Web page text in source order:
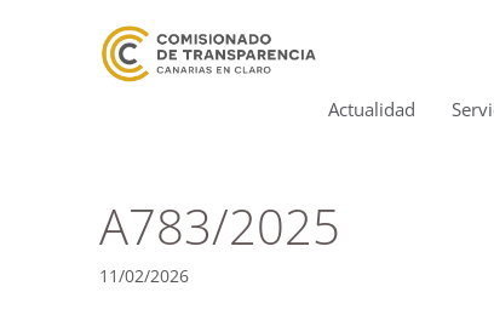
Actualidad
A783/2025
11/02/2026